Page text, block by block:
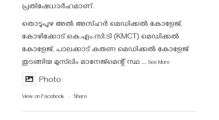
പ്രതിഷേധാർഹമാണ്.
തൊടുപുഴ അൽ അസ്ഹർ മെഡിക്കൽ കോളേജ്,
കോഴിക്കോട് കെ.എം.സി.ടി (KMCT) മെഡിക്കൽ
കോളേജ്, പാലക്കാട് കരുണ മെഡിക്കൽ കോളേജ്
തുടങ്ങിയ മുസ്‌ലിം മാനേജ്‌മെന്റ് സ്ഥ ... See More
Photo
View on Facebook · Share